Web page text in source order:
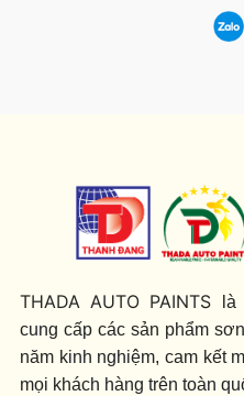
THADA AUTO PAINTS
cung cấp các sản phẩm
năm kinh nghiệm, cam kết
mọi khách hàng trên toàn